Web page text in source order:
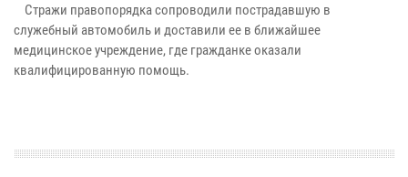
Стражи правопорядка сопроводили пострадавшую в
служебный автомобиль и доставили ее в ближайшее
медицинское учреждение, где гражданке оказали
квалифицированную помощь.